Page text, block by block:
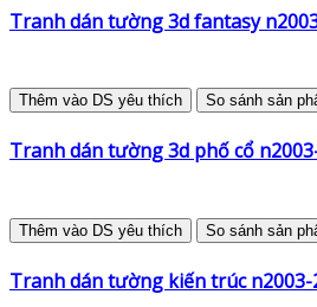
Tranh dán tường 3d fantasy
Thêm vào DS yêu thích So sánh sản
Tranh dán tường 3d phố cổ
Thêm vào DS yêu thích So sánh sản
Tranh dán tường kiến trúc n2003-